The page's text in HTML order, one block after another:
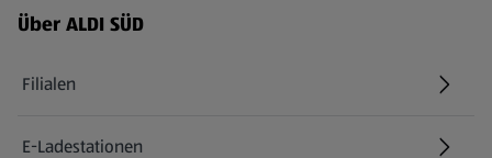
Über ALDI SÜD
Filialen
E-Ladestationen